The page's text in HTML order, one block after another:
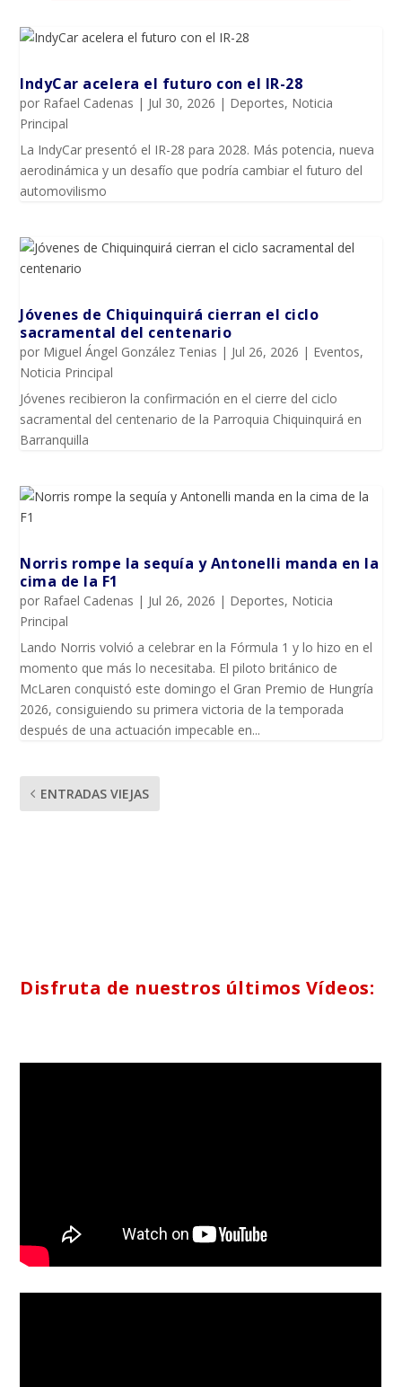
IndyCar acelera el futuro con el IR-28
por Rafael Cadenas | Jul 30, 2026 | Deportes, Noticia
Principal
La IndyCar presentó el IR-28 para 2028. Más potencia, nueva
aerodinámica y un desafío que podría cambiar el futuro del
automovilismo
Jóvenes de Chiquinquirá cierran el ciclo
sacramental del centenario
por Miguel Ángel González Tenias | Jul 26, 2026 | Eventos,
Noticia Principal
Jóvenes recibieron la confirmación en el cierre del ciclo
sacramental del centenario de la Parroquia Chiquinquirá en
Barranquilla
Norris rompe la sequía y Antonelli manda en la
cima de la F1
por Rafael Cadenas | Jul 26, 2026 | Deportes, Noticia
Principal
Lando Norris volvió a celebrar en la Fórmula 1 y lo hizo en el
momento que más lo necesitaba. El piloto británico de
McLaren conquistó este domingo el Gran Premio de Hungría
2026, consiguiendo su primera victoria de la temporada
después de una actuación impecable en...
ENTRADAS VIEJAS
Disfruta de nuestros últimos Vídeos: